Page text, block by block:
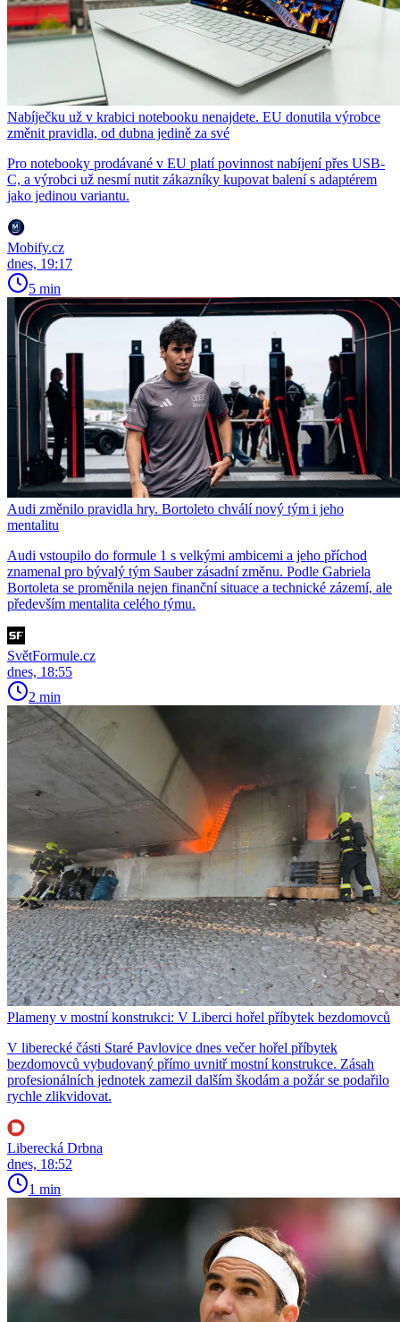
Nabíječku už v krabici notebooku nenajdete. EU donutila výrobce
změnit pravidla, od dubna jedině za své
Pro notebooky prodávané v EU platí povinnost nabíjení přes USB-
C, a výrobci už nesmí nutit zákazníky kupovat balení s adaptérem
jako jedinou variantu.
Mobify.cz
dnes, 19:17
5 min
Audi změnilo pravidla hry. Bortoleto chválí nový tým i jeho
mentalitu
Audi vstoupilo do formule 1 s velkými ambicemi a jeho příchod
znamenal pro bývalý tým Sauber zásadní změnu. Podle Gabriela
Bortoleta se proměnila nejen finanční situace a technické zázemí, ale
především mentalita celého týmu.
SvětFormule.cz
dnes, 18:55
2 min
Plameny v mostní konstrukci: V Liberci hořel příbytek bezdomovců
V liberecké části Staré Pavlovice dnes večer hořel příbytek
bezdomovců vybudovaný přímo uvnitř mostní konstrukce. Zásah
profesionálních jednotek zamezil dalším škodám a požár se podařilo
rychle zlikvidovat.
Liberecká Drbna
dnes, 18:52
1 min